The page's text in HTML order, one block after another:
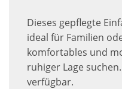
Dieses gepflegte
ideal für Familien
komfortables und
ruhiger Lage
verfügbar.